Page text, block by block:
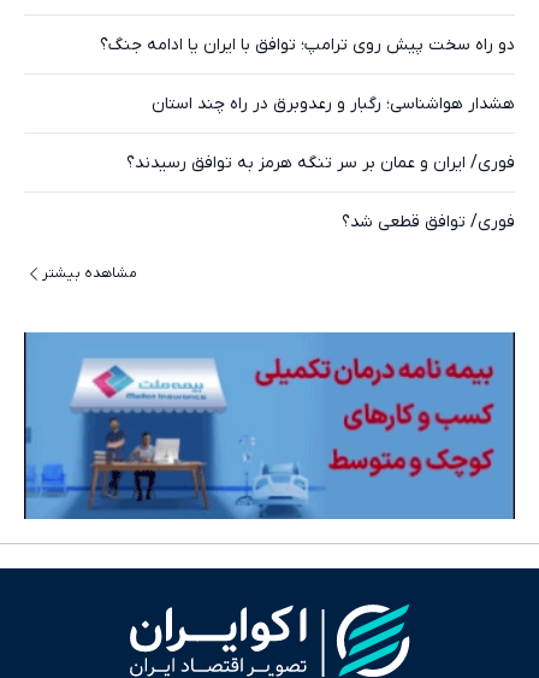
دو راه سخت پیش روی ترامپ؛ توافق با ایران یا ادامه جنگ؟
هشدار هواشناسی؛ رگبار و رعدوبرق در راه چند استان
فوری/ ایران و عمان بر سر تنگه هرمز به توافق رسیدند؟
فوری/ توافق قطعی شد؟
مشاهده بیشتر